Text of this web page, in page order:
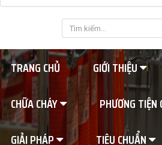
TRANG CHỦ GIỚI THIỆU
CHỮA CHÁY
PHƯƠNG TIỆN
GIẢI PHÁP
TIÊU CHUẨN